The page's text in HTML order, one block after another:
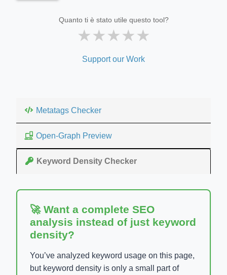
Quanto ti è stato utile questo tool?
★★★★★
Support our Work
Metatags Checker
Open-Graph Preview
Keyword Density Checker
🚀 Want a complete SEO
analysis instead of just keyword
density?
You’ve analyzed keyword usage on this page,
but keyword density is only a small part of